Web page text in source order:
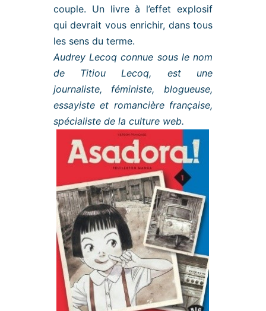
couple. Un livre à l’effet explosif
qui devrait vous enrichir, dans tous
les sens du terme.
Audrey Lecoq connue sous le nom
de Titiou Lecoq, est une
journaliste, féministe, blogueuse,
essayiste et romancière française,
spécialiste de la culture web.